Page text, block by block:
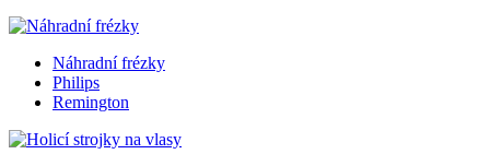
Náhradní frézky
Philips
Remington